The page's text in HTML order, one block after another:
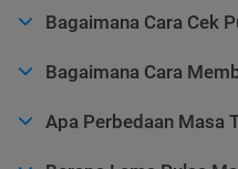
Bagaimana Cara Cek
Bagaimana Cara
Apa Perbedaan Masa